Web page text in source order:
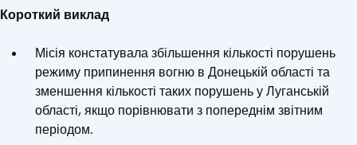
Короткий виклад
Місія констатувала збільшення кількості порушень
режиму припинення вогню в Донецькій області та
зменшення кількості таких порушень у Луганській
області, якщо порівнювати з попереднім звітним
періодом.